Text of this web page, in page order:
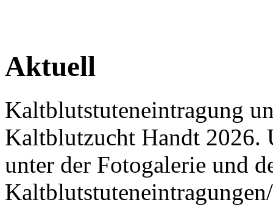
Aktuell
Kaltblutstuteneintragung
Kaltblutzucht Handt 2026.
unter der Fotogalerie und